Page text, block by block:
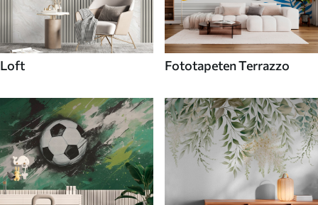
Loft Fototapeten Terrazzo